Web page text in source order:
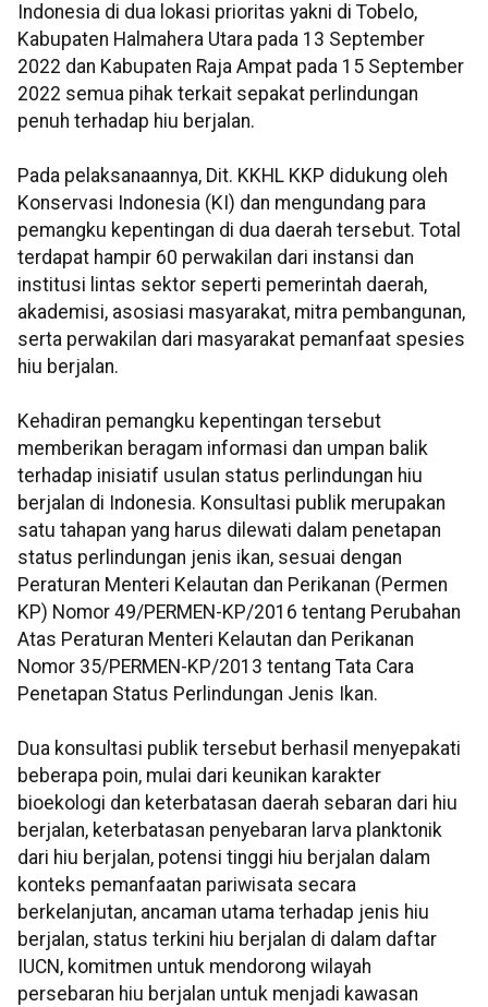
Indonesia di dua lokasi prioritas yakni di Tobelo,
Kabupaten Halmahera Utara pada 13 September
2022 dan Kabupaten Raja Ampat pada 15 September
2022 semua pihak terkait sepakat perlindungan
penuh terhadap hiu berjalan.
Pada pelaksanaannya, Dit. KKHL KKP didukung oleh
Konservasi Indonesia (KI) dan mengundang para
pemangku kepentingan di dua daerah tersebut. Total
terdapat hampir 60 perwakilan dari instansi dan
institusi lintas sektor seperti pemerintah daerah,
akademisi, asosiasi masyarakat, mitra pembangunan,
serta perwakilan dari masyarakat pemanfaat spesies
hiu berjalan.
Kehadiran pemangku kepentingan tersebut
memberikan beragam informasi dan umpan balik
terhadap inisiatif usulan status perlindungan hiu
berjalan di Indonesia. Konsultasi publik merupakan
satu tahapan yang harus dilewati dalam penetapan
status perlindungan jenis ikan, sesuai dengan
Peraturan Menteri Kelautan dan Perikanan (Permen
KP) Nomor 49/PERMEN-KP/2016 tentang Perubahan
Atas Peraturan Menteri Kelautan dan Perikanan
Nomor 35/PERMEN-KP/2013 tentang Tata Cara
Penetapan Status Perlindungan Jenis Ikan.
Dua konsultasi publik tersebut berhasil menyepakati
beberapa poin, mulai dari keunikan karakter
bioekologi dan keterbatasan daerah sebaran dari hiu
berjalan, keterbatasan penyebaran larva planktonik
dari hiu berjalan, potensi tinggi hiu berjalan dalam
konteks pemanfaatan pariwisata secara
berkelanjutan, ancaman utama terhadap jenis hiu
berjalan, status terkini hiu berjalan di dalam daftar
IUCN, komitmen untuk mendorong wilayah
persebaran hiu berjalan untuk menjadi kawasan